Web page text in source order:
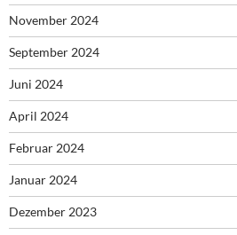
November 2024
September 2024
Juni 2024
April 2024
Februar 2024
Januar 2024
Dezember 2023